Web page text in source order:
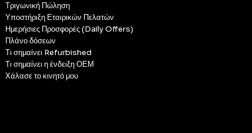
Τριγωνική Πώληση
Υποστήριξη Εταιρικών Πελατών
Ημερήσιες Προσφορές (Daily Offers)
Πλάνο δόσεων
Τι σημαίνει Refurbished
Τι σημαίνει η ένδειξη ΟΕΜ
Χάλασε το κινητό μου